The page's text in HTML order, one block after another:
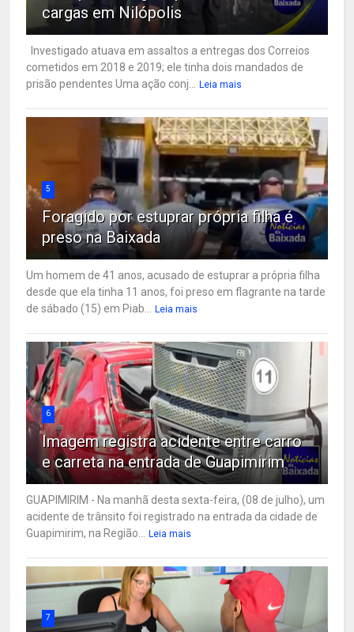
cargas em Nilópolis
Investigado atuava em assaltos a entregas dos Correios
cometidos em 2018 e 2019; ele tinha dois mandados de
prisão pendentes Uma ação conj...
Leia mais
5
Foragido por estuprar própria filha é
preso na Baixada
Um homem de 41 anos, acusado de estuprar a própria filha
desde que ela tinha 11 anos, foi preso em flagrante na tarde
de sábado (15) em Piab...
Leia mais
6
Imagem registra acidente entre carro
e carreta na entrada de Guapimirim
GUAPIMIRIM - Na manhã desta sexta-feira, (08 de julho), um
acidente de trânsito foi registrado na entrada da cidade de
Guapimirim, na Região...
Leia mais
7